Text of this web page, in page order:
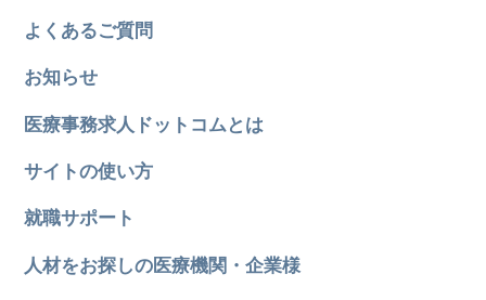
よくあるご質問
お知らせ
医療事務求人ドットコムとは
サイトの使い方
就職サポート
人材をお探しの医療機関・企業様